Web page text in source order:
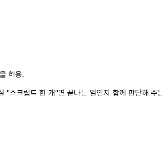
허용.
"스크립트 한 개"면 끝나는 일인지 함께 판단해